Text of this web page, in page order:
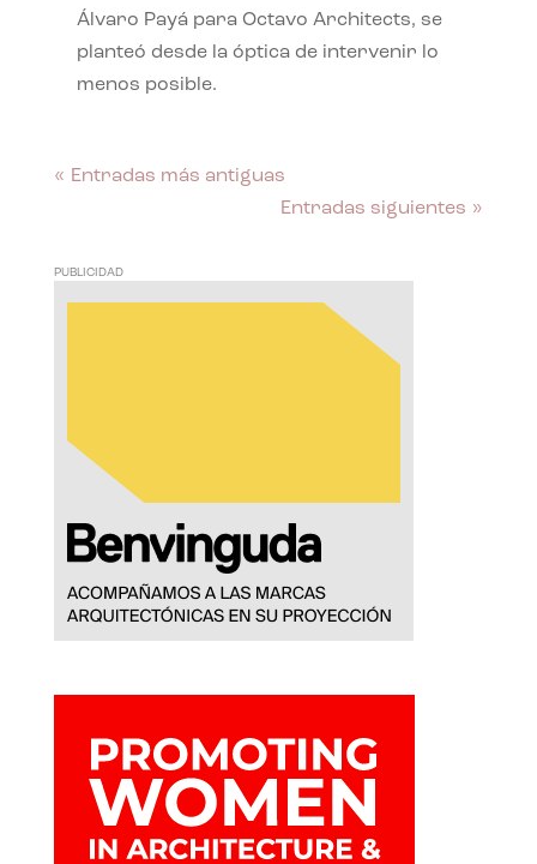
Álvaro Payá para Octavo Architects, se
planteó desde la óptica de intervenir lo
menos posible.
« Entradas más antiguas
Entradas siguientes »
PUBLICIDAD